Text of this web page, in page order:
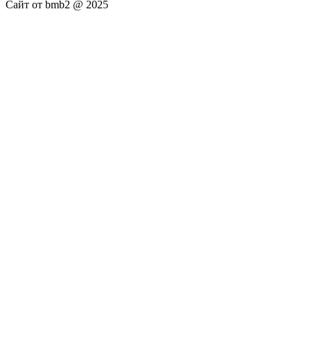
Сайт от bmb2 @ 2025